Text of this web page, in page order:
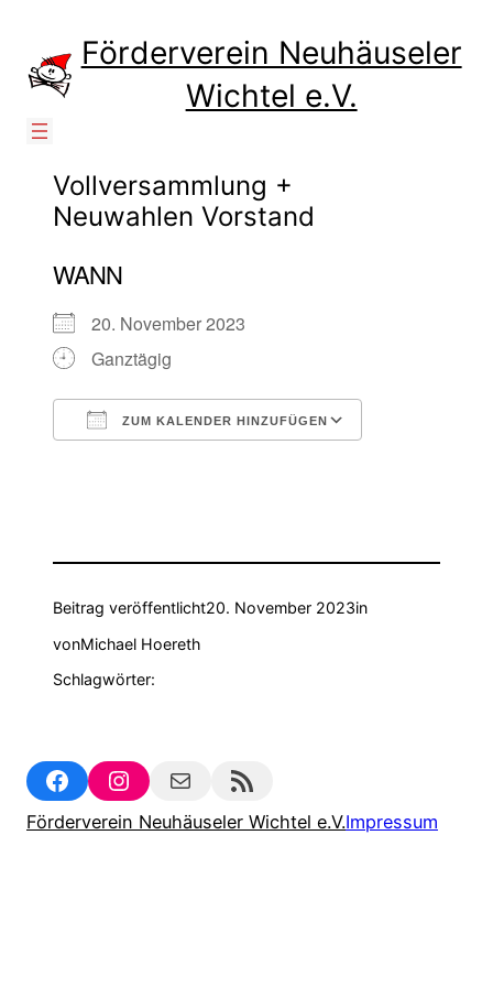
springen Förderverein Neuhäuseler
Wichtel e.V.
Vollversammlung +
Neuwahlen Vorstand
WANN
20. November 2023
Ganztägig
ZUM KALENDER HINZUFÜGEN
Beitrag veröffentlicht20. November 2023in
vonMichael Hoereth
Schlagwörter:
FacebookInstagram
Mail RSS Feed
Förderverein Neuhäuseler Wichtel e.V.Impressum